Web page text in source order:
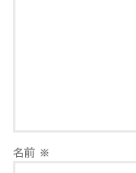
名前 ※